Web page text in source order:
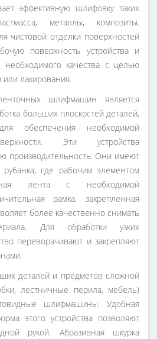
эффективную шлифовку таких
металлы, композиты.
чистовой отделки поверхностей
поверхность устройства и
необходимого качества с целью
лакирования.
шлифмашин является
больших плоскостей деталей,
обеспечения необходимой
Эти устройства
производительность. Они имеют
рубанка, где рабочим элементом
лента с необходимой
рамка, закрепленная
более качественно снимать
Для обработки узких
переворачивают и закрепляют
деталей и предметов сложной
лестничные перила, мебель)
шлифмашины. Удобная
этого устройства позволяют
рукой. Абразивная шкурка